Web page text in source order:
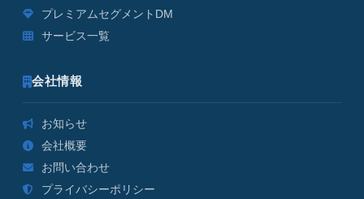
プレミアムセグメントDM
サービス一覧
会社情報
お知らせ
会社概要
お問い合わせ
プライバシーポリシー